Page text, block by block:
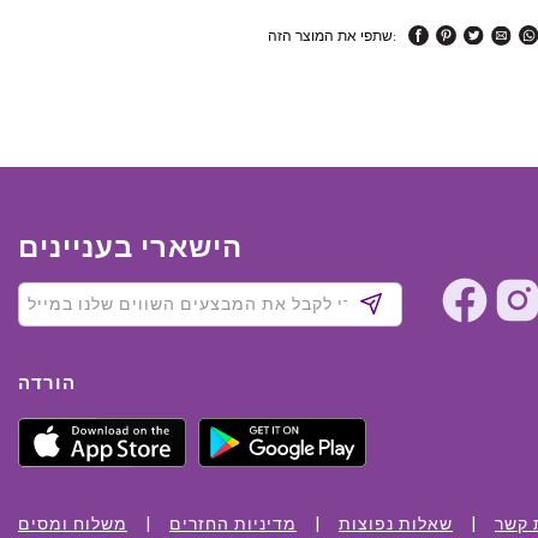
שתפי את המוצר הזה:
הישארי בעניינים
הורדה
משלוח ומסים מדיניות החזרים שאלות נפוצות קשר